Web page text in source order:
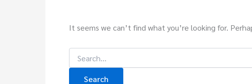
It seems we can’t find what you’re looking for.